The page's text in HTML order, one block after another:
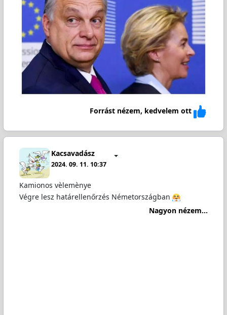
Forrást nézem, kedvelem ott
Kacsavadász
2024. 09. 11. 10:37
Kamionos vèlemènye
Végre lesz határellenőrzés Németországban
Nagyon nézem...